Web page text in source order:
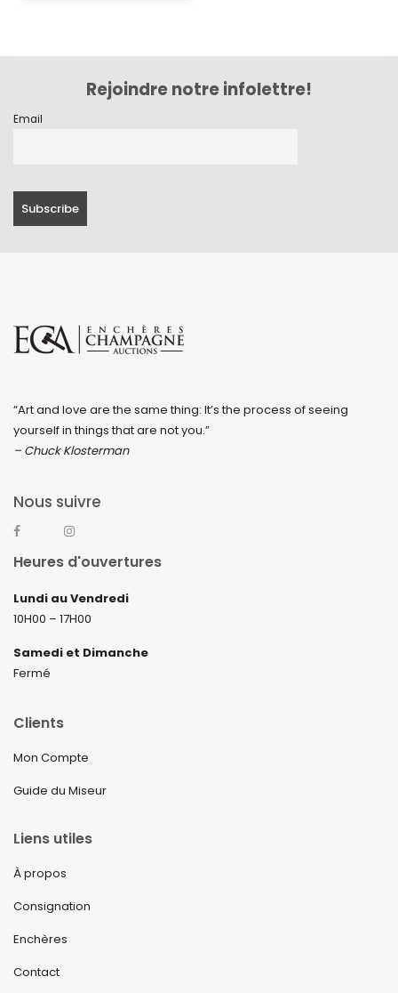
Rejoindre notre infolettre!
Email
“Art and love are the same thing: It’s the process of seeing
yourself in things that are not you.”
– Chuck Klosterman
Nous suivre
Heures d'ouvertures
Lundi au Vendredi
10H00 – 17H00
Samedi et Dimanche
Fermé
Clients
Mon Compte
Guide du Miseur
Liens utiles
À propos
Consignation
Enchères
Contact